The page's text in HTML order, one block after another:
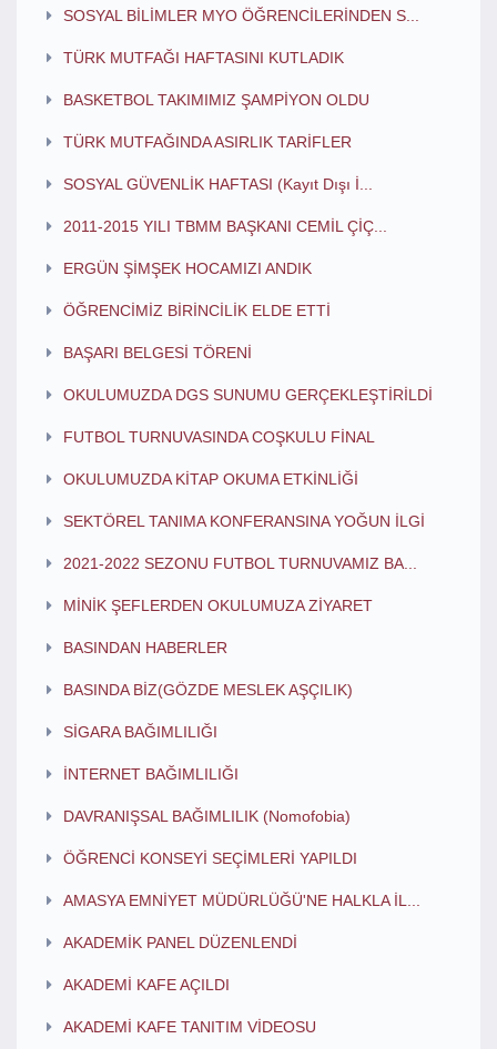
SOSYAL BİLİMLER MYO ÖĞRENCİLERİNDEN S...
TÜRK MUTFAĞI HAFTASINI KUTLADIK
BASKETBOL TAKIMIMIZ ŞAMPİYON OLDU
TÜRK MUTFAĞINDA ASIRLIK TARİFLER
SOSYAL GÜVENLİK HAFTASI (Kayıt Dışı İ...
2011-2015 YILI TBMM BAŞKANI CEMİL ÇİÇ...
ERGÜN ŞİMŞEK HOCAMIZI ANDIK
ÖĞRENCİMİZ BİRİNCİLİK ELDE ETTİ
BAŞARI BELGESİ TÖRENİ
OKULUMUZDA DGS SUNUMU GERÇEKLEŞTİRİLDİ
FUTBOL TURNUVASINDA COŞKULU FİNAL
OKULUMUZDA KİTAP OKUMA ETKİNLİĞİ
SEKTÖREL TANIMA KONFERANSINA YOĞUN İLGİ
2021-2022 SEZONU FUTBOL TURNUVAMIZ BA...
MİNİK ŞEFLERDEN OKULUMUZA ZİYARET
BASINDAN HABERLER
BASINDA BİZ(GÖZDE MESLEK AŞÇILIK)
SİGARA BAĞIMLILIĞI
İNTERNET BAĞIMLILIĞI
DAVRANIŞSAL BAĞIMLILIK (Nomofobia)
ÖĞRENCİ KONSEYİ SEÇİMLERİ YAPILDI
AMASYA EMNİYET MÜDÜRLÜĞÜ'NE HALKLA İL...
AKADEMİK PANEL DÜZENLENDİ
AKADEMİ KAFE AÇILDI
AKADEMİ KAFE TANITIM VİDEOSU